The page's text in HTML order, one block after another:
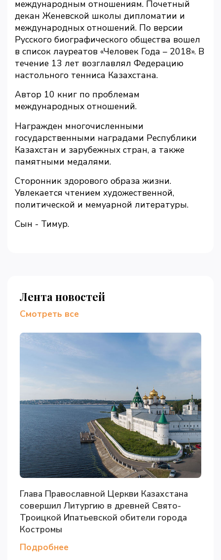
международным отношениям. Почетный
декан Женевской школы дипломатии и
международных отношений. По версии
Русского биографического общества вошел
в список лауреатов «Человек Года – 2018». В
течение 13 лет возглавлял Федерацию
настольного тенниса Казахстана.
Автор 10 книг по проблемам
международных отношений.
Награжден многочисленными
государственными наградами Республики
Казахстан и зарубежных стран, а также
памятными медалями.
Сторонник здорового образа жизни.
Увлекается чтением художественной,
политической и мемуарной литературы.
Сын - Тимур.
Лента новостей
Смотреть все
Глава Православной Церкви Казахстана
совершил Литургию в древней Свято-
Троицкой Ипатьевской обители города
Костромы
Подробнее